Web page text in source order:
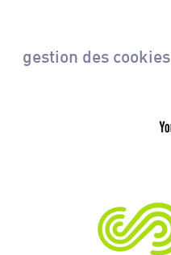
gestion des cookies